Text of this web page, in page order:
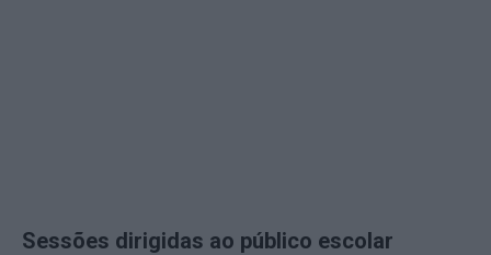
Sessões dirigidas ao público escolar